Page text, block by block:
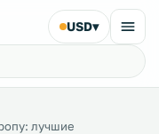
USD▾
лучшие